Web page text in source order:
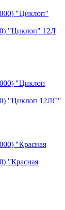
"Циклоп" 12Л
"Циклоп 12ЛС"
"Красная